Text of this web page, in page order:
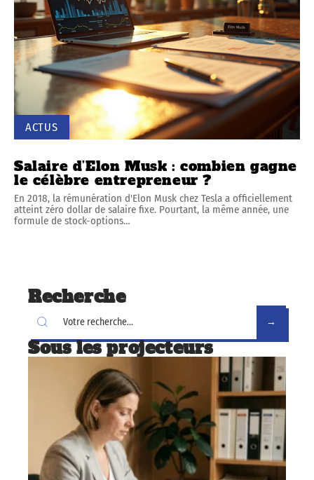
ACTUS
Salaire d’Elon Musk : combien gagne
le célèbre entrepreneur ?
En 2018, la rémunération d'Elon Musk chez Tesla a officiellement
atteint zéro dollar de salaire fixe. Pourtant, la même année, une
formule de stock-options…
Recherche
Sous les projecteurs